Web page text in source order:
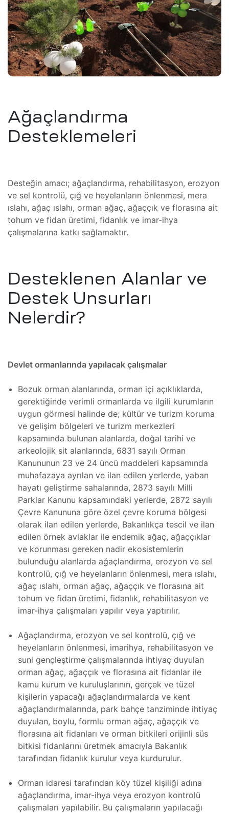
ve
CNC)
Ağaçlandırma
Desteklemeleri
Desteğin amacı; ağaçlandırma, rehabilitasyon, erozyon
ve sel kontrolü, çığ ve heyelanların önlenmesi, mera
ıslahı, ağaç ıslahı, orman ağaç, ağaççık ve florasına ait
tohum ve fidan üretimi, fidanlık ve imar-ihya
çalışmalarına katkı sağlamaktır.
Desteklenen Alanlar ve
Destek Unsurları
Nelerdir?
Devlet ormanlarında yapılacak çalışmalar
Bozuk orman alanlarında, orman içi açıklıklarda,
gerektiğinde verimli ormanlarda ve ilgili kurumların
uygun görmesi halinde de; kültür ve turizm koruma
ve gelişim bölgeleri ve turizm merkezleri
kapsamında bulunan alanlarda, doğal tarihi ve
arkeolojik sit alanlarında, 6831 sayılı Orman
Kanununun 23 ve 24 üncü maddeleri kapsamında
muhafazaya ayrılan ve ilan edilen yerlerde, yaban
hayatı geliştirme sahalarında, 2873 sayılı Milli
Parklar Kanunu kapsamındaki yerlerde, 2872 sayılı
Çevre Kanununa göre özel çevre koruma bölgesi
olarak ilan edilen yerlerde, Bakanlıkça tescil ve ilan
edilen örnek avlaklar ile endemik ağaç, ağaççıklar
ve korunması gereken nadir ekosistemlerin
bulunduğu alanlarda ağaçlandırma, erozyon ve sel
kontrolü, çığ ve heyelanların önlenmesi, mera ıslahı,
ağaç ıslahı, orman ağaç, ağaççık ve florasına ait
tohum ve fidan üretimi, fidanlık, rehabilitasyon ve
imar-ihya çalışmaları yapılır veya yaptırılır.
Ağaçlandırma, erozyon ve sel kontrolü, çığ ve
heyelanların önlenmesi, imarihya, rehabilitasyon ve
suni gençleştirme çalışmalarında ihtiyaç duyulan
orman ağaç, ağaççık ve florasına ait fidanlar ile
kamu kurum ve kuruluşlarının, gerçek ve tüzel
kişilerin yapacağı ağaçlandırmalarda ve kent
ağaçlandırmalarında, park bahçe tanziminde ihtiyaç
duyulan, boylu, formlu orman ağaç, ağaççık ve
florasına ait fidanları ve orman bitkileri orijinli süs
bitkisi fidanlarını üretmek amacıyla Bakanlık
tarafından fidanlık kurulur veya kurdurulur.
Orman idaresi tarafından köy tüzel kişiliği adına
ağaçlandırma, imar-ihya veya erozyon kontrolü
çalışmaları yapılabilir. Bu çalışmaların yapılacağı
Isıtma
Atölye
Atölye